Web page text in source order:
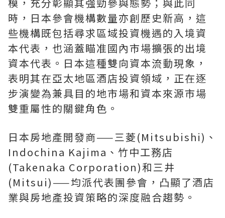
模，充分彰顯其強勁參與態勢；與此同
時，日本參會機構數量亦創歷史新高，這
些機構既包括尋求區域投資機遇的入境資
本代表，也涵蓋瞄准國內市場擴張的出境
資本代表。日本這種雙向資本流動現象，
表明其在亞太地區酒店投資領域，正在逐
步演變為兼具目的地市場和資本來源市場
雙重屬性的關鍵角色。
日本房地產開發商——三菱(Mitsubishi)、
Indochina Kajima、竹中工務店
(Takenaka Corporation)和三井
(Mitsui)——均派代表團參會，凸顯了酒店
業與房地產投資策略的深度融合趨勢。